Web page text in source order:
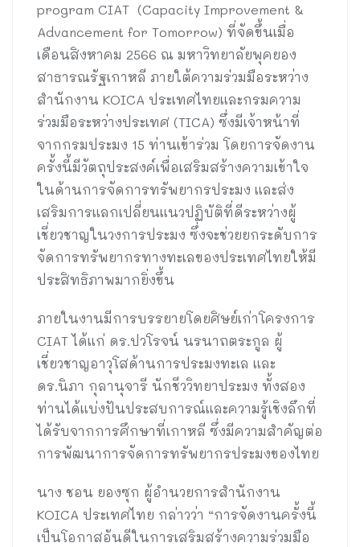
program CIAT (Capacity Improvement &
Advancement for Tomorrow) ที่จัดขึ้นเมื่อ
เดือนสิงหาคม 2566 ณ มหาวิทยาลัยพุคยอง
สาธารณรัฐเกาหลี ภายใต้ความร่วมมือระหว่าง
สำนักงาน KOICA ประเทศไทยและกรมความ
ร่วมมือระหว่างประเทศ (TICA) ซึ่งมีเจ้าหน้าที่
จากกรมประมง 15 ท่านเข้าร่วม โดยการจัดงาน
ครั้งนี้มีวัตถุประสงค์เพื่อเสริมสร้างความเข้าใจ
ในด้านการจัดการทรัพยากรประมง และส่ง
เสริมการแลกเปลี่ยนแนวปฏิบัติที่ดีระหว่างผู้
เชี่ยวชาญในวงการประมง ซึ่งจะช่วยยกระดับการ
จัดการทรัพยากรทางทะเลของประเทศไทยให้มี
ประสิทธิภาพมากยิ่งขึ้น
ภายในงานมีการบรรยายโดยศิษย์เก่าโครงการ
CIAT ได้แก่ ดร.ปวโรจน์ นรนาถตระกูล ผู้
เชี่ยวชาญอาวุโสด้านการประมงทะเล และ
ดร.นิภา กุลานุจารี นักชีววิทยาประมง ทั้งสอง
ท่านได้แบ่งปันประสบการณ์และความรู้เชิงลึกที่
ได้รับจากการศึกษาที่เกาหลี ซึ่งมีความสำคัญต่อ
การพัฒนาการจัดการทรัพยากรประมงของไทย
นาง ชอน ยองซุก ผู้อำนวยการสำนักงาน
KOICA ประเทศไทย กล่าวว่า “การจัดงานครั้งนี้
เป็นโอกาสอันดีในการเสริมสร้างความร่วมมือ